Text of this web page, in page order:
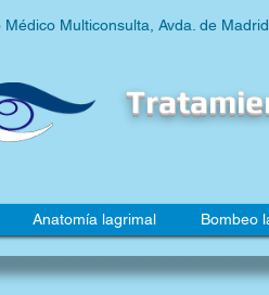
Médico Multiconsulta, Avda. de
Anatomía lagrimal Bombeo